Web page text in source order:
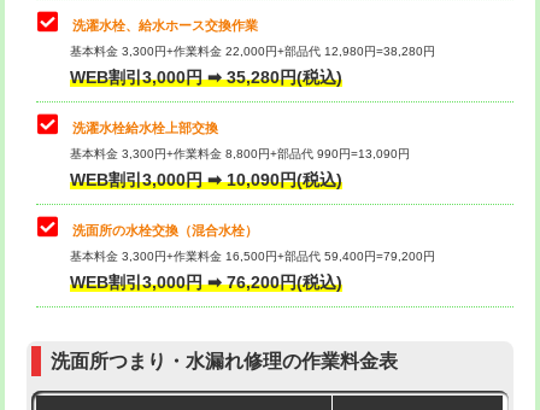
業）
排水管工事（排水管工事/3ｍまで） 55,000円
排水管工事（追加 排水管工事/3ｍ超
え）
マス交換（土の掘削・埋め戻し作業）
マス交換（深さ50㎝未満）
マス交換（深さ50㎝以上）
キッチンタンク脱着
その他部品の脱着
交換・取付（タンク）
交換・取付(単水栓（壁付・デッキ
式）)
交換・取付(混合水栓（壁付・デッキ
式・ワンホール）)
16,500円+材料費
（P/S/ポップアップ））
交換・取付（その他部品） 11,000円+材料費
洗濯水栓、給水ホース交換作業
基本料金 3,300円+作業料金 22,000円+部品代 12,980円=38,280円
WEB割引3,000円 ➡ 35,280円(税込)
洗濯水栓給水栓上部交換
基本料金 3,300円+作業料金 8,800円+部品代 990円=13,090円
WEB割引3,000円 ➡ 10,090円(税込)
洗面所の水栓交換（混合水栓）
基本料金 3,300円+作業料金 16,500円+部品代 59,400円=79,200円
WEB割引3,000円 ➡ 76,200円(税込)
洗面所つまり・水漏れ修理の作業料金表